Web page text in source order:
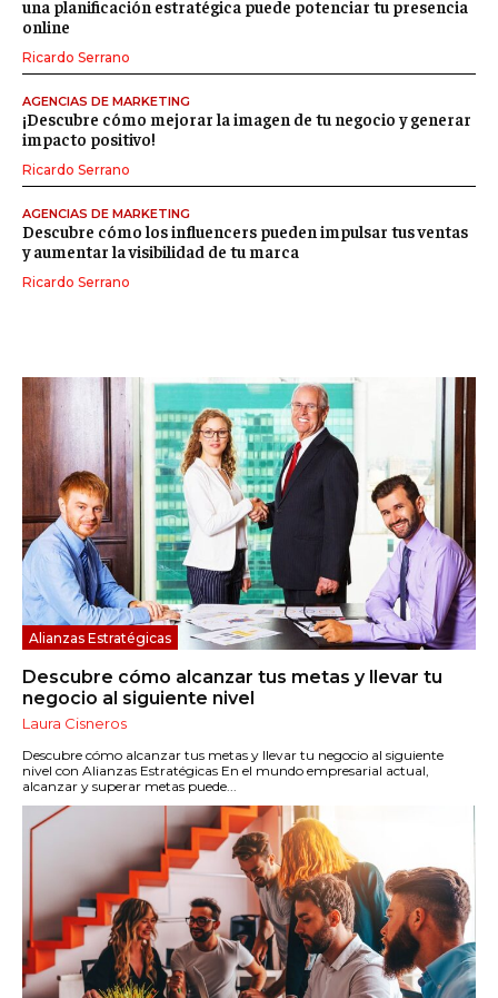
Alianzas Estratégicas
Descubre cómo alcanzar tus metas y llevar tu
negocio al siguiente nivel
Laura Cisneros
Descubre cómo alcanzar tus metas y llevar tu negocio al siguiente
nivel con Alianzas Estratégicas En el mundo empresarial actual,
alcanzar y superar metas puede...
una planificación estratégica puede potenciar tu presencia
online
Ricardo Serrano
AGENCIAS DE MARKETING
¡Descubre cómo mejorar la imagen de tu negocio y generar
impacto positivo!
Ricardo Serrano
AGENCIAS DE MARKETING
Descubre cómo los influencers pueden impulsar tus ventas
y aumentar la visibilidad de tu marca
Ricardo Serrano